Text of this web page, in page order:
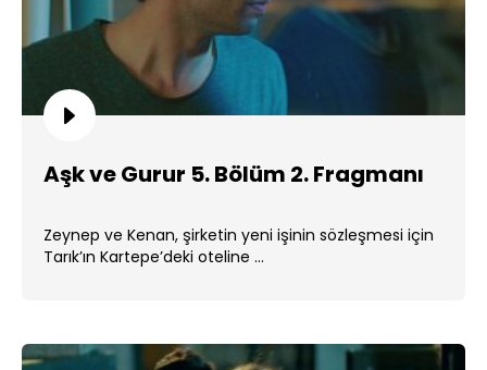
Aşk ve Gurur 5. Bölüm 2. Fragmanı
Zeynep ve Kenan, şirketin yeni işinin sözleşmesi için
Tarık’ın Kartepe’deki oteline ...